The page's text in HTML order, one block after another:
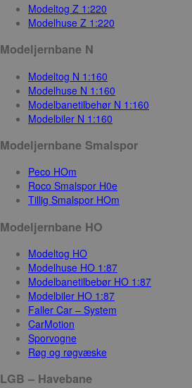
Modeltog Z 1:220
Modelhuse Z 1:220
Modeljernbane N
Modeltog N 1:160
Modelhuse N 1:160
Modelbanetilbehør N 1:160
Modelbiler N 1:160
Modeljernbane Smalspor
Peco HOm
Roco Smalspor H0e
Tillig Smalspor HOm
Modeljernbane HO
Modeltog HO
Modelhuse HO 1:87
Modelbanetilbebør HO 1:87
Modelbiler HO 1:87
Faller Car – System
CarMotion
Sporvogne
Røg og røgvæske
LGB – Havebane